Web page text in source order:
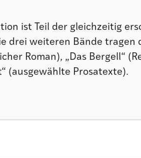
ist Teil der gleichzeitig
drei weiteren Bände tragen
Roman), „Das Bergell“
(ausgewählte Prosatexte).